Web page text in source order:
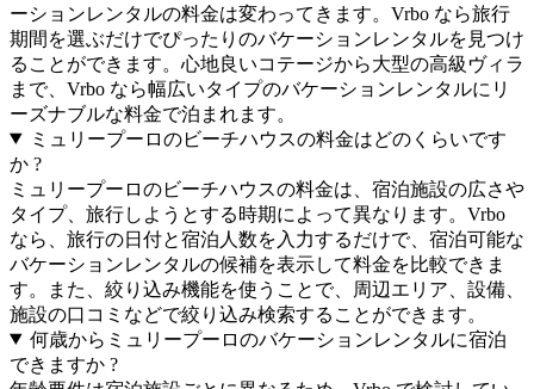
ーションレンタルの料金は変わってきます。Vrbo なら旅行
期間を選ぶだけでぴったりのバケーションレンタルを見つけ
ることができます。心地良いコテージから大型の高級ヴィラ
まで、Vrbo なら幅広いタイプのバケーションレンタルにリ
ーズナブルな料金で泊まれます。
ミュリープーロのビーチハウスの料金はどのくらいです
か ?
ミュリープーロのビーチハウスの料金は、宿泊施設の広さや
タイプ、旅行しようとする時期によって異なります。Vrbo
なら、旅行の日付と宿泊人数を入力するだけで、宿泊可能な
バケーションレンタルの候補を表示して料金を比較できま
す。また、絞り込み機能を使うことで、周辺エリア、設備、
施設の口コミなどで絞り込み検索することができます。
何歳からミュリープーロのバケーションレンタルに宿泊
できますか ?